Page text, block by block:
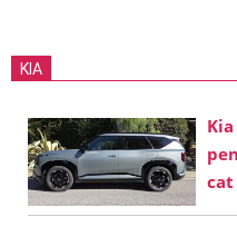
27
KIA
cat